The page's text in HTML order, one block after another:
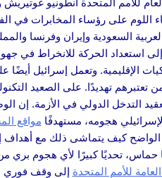
اللوم على رؤساء المخابرات
السعودية وإيران وفرنسا
استعداد الحركة للانخراط في
الإقليمية. وتعمل إسرائيل أيضًا
تعتبرهم تهديدًا. على الصعيد
التدخل الدولي في الأزمة. إن
هجومه، مستهدفًا مواقع
كيف يتماشى ذلك مع أهداف
تحديًا كبيرًا لأي هجوم بري
للأمم المتحدة إلى وقف فوري